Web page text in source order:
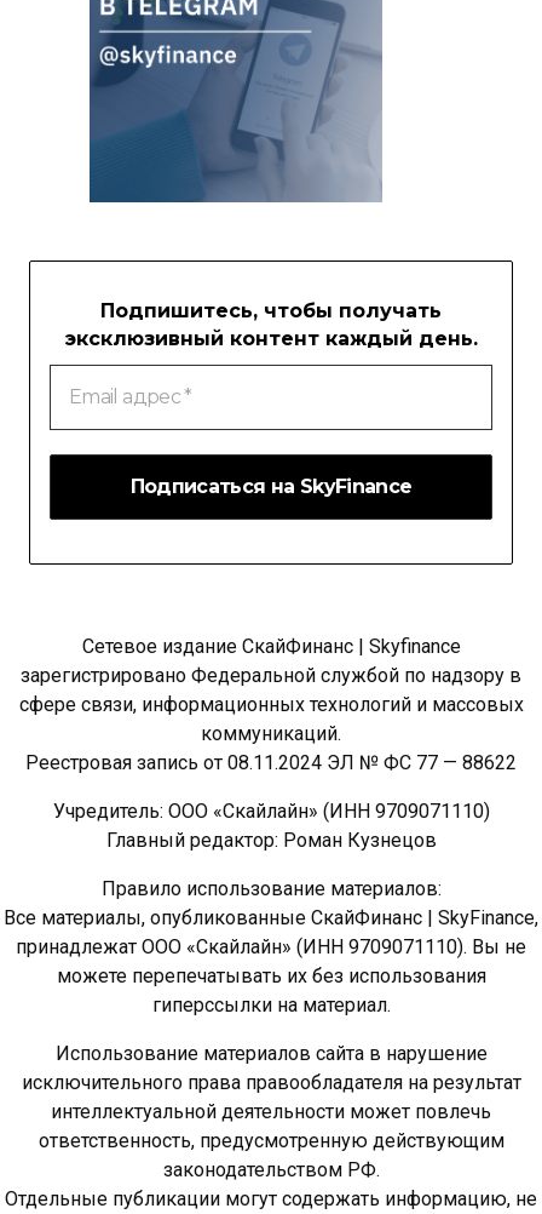
Подпишитесь, чтобы получать
эксклюзивный контент каждый день.
Email
адрес
Сетевое издание СкайФинанс | Skyfinance
зарегистрировано Федеральной службой по надзору в
сфере связи, информационных технологий и массовых
коммуникаций.
Реестровая запись от 08.11.2024 ЭЛ № ФС 77 — 88622
Учредитель: ООО «Скайлайн» (ИНН 9709071110)
Главный редактор: Роман Кузнецов
Правило использование материалов:
Все материалы, опубликованные СкайФинанс | SkyFinance,
принадлежат ООО «Скайлайн» (ИНН 9709071110). Вы не
можете перепечатывать их без использования
гиперссылки на материал.
Использование материалов сайта в нарушение
исключительного права правообладателя на результат
интеллектуальной деятельности может повлечь
ответственность, предусмотренную действующим
законодательством РФ.
Отдельные публикации могут содержать информацию, не